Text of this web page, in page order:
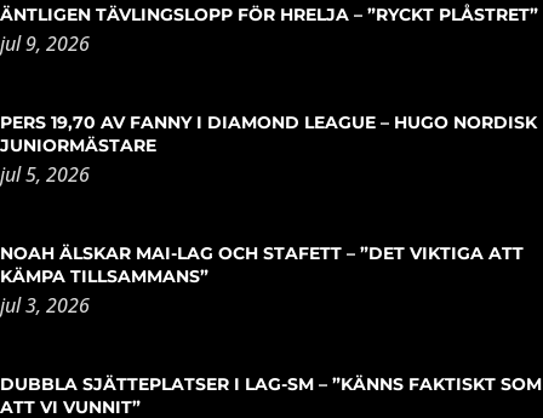
ÄNTLIGEN TÄVLINGSLOPP FÖR HRELJA – ”RYCKT PLÅSTRET”
jul 9, 2026
PERS 19,70 AV FANNY I DIAMOND LEAGUE – HUGO NORDISK
JUNIORMÄSTARE
jul 5, 2026
NOAH ÄLSKAR MAI-LAG OCH STAFETT – ”DET VIKTIGA ATT
KÄMPA TILLSAMMANS”
jul 3, 2026
DUBBLA SJÄTTEPLATSER I LAG-SM – ”KÄNNS FAKTISKT SOM
ATT VI VUNNIT”